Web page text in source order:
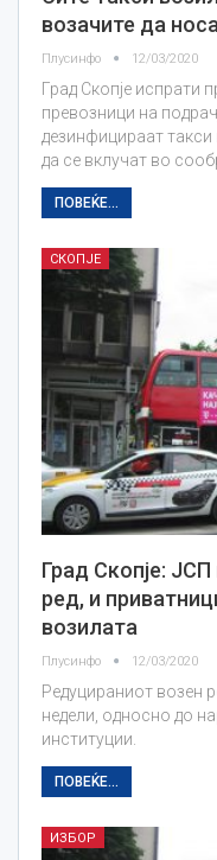
возачите да
Плусинфо 12/03/2020
Град Скопје испрати
превозници на
дезинфицираат
да се вклучат во
ПОВЕЌЕ...
СКОПЈЕ
Град Скопје:
ред, и
возилата
Плусинфо 12/03/2020
Редуцираниот возен
недели, односно до
институции.
ПОВЕЌЕ...
ИЗБОР